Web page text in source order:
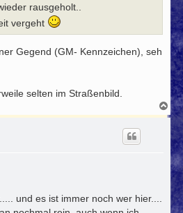
rausgeholt..
vergeht
Gegend (GM- Kennzeichen), seh
selten im Straßenbild.
N
a
h
b
e
n
und es ist immer noch wer hier....